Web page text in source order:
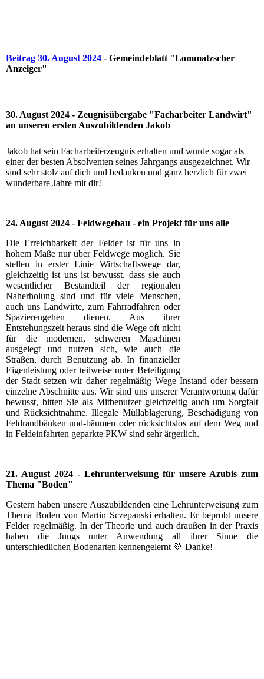
Beitrag 30. August 2024 - Gemeindeblatt "Lommatzscher
Anzeiger"
30. August 2024 - Zeugnisübergabe "Facharbeiter Landwirt"
an unseren ersten Auszubildenden Jakob
Jakob hat sein Facharbeiterzeugnis erhalten und wurde sogar als
einer der besten Absolventen seines Jahrgangs ausgezeichnet. Wir
sind sehr stolz auf dich und bedanken und ganz herzlich für zwei
wunderbare Jahre mit dir!
24. August 2024 - Feldwegebau - ein Projekt für uns alle
Die Erreichbarkeit der Felder ist für uns in
hohem Maße nur über Feldwege möglich. Sie
stellen in erster Linie Wirtschaftswege dar,
gleichzeitig ist uns ist bewusst, dass sie auch
wesentlicher Bestandteil der regionalen
Naherholung sind und für viele Menschen,
auch uns Landwirte, zum Fahrradfahren oder
Spazierengehen dienen. Aus ihrer
Entstehungszeit heraus sind die Wege oft nicht
für die modernen, schweren Maschinen
ausgelegt und nutzen sich, wie auch die
Straßen, durch Benutzung ab. In finanzieller
Eigenleistung oder teilweise unter Beteiligung
der Stadt setzen wir daher regelmäßig Wege Instand oder bessern
einzelne Abschnitte aus. Wir sind uns unserer Verantwortung dafür
bewusst, bitten Sie als Mitbenutzer gleichzeitig auch um Sorgfalt
und Rücksichtnahme. Illegale Müllablagerung, Beschädigung von
Feldrandbänken und-bäumen oder rücksichtslos auf dem Weg und
in Feldeinfahrten geparkte PKW sind sehr ärgerlich.
21. August 2024 - Lehrunterweisung für unsere Azubis zum
Thema "Boden"
Gestern haben unsere Auszubildenden eine Lehrunterweisung zum
Thema Boden von Martin Sczepanski erhalten. Er beprobt unsere
Felder regelmäßig. In der Theorie und auch draußen in der Praxis
haben die Jungs unter Anwendung all ihrer Sinne die
unterschiedlichen Bodenarten kennengelernt 💚 Danke!